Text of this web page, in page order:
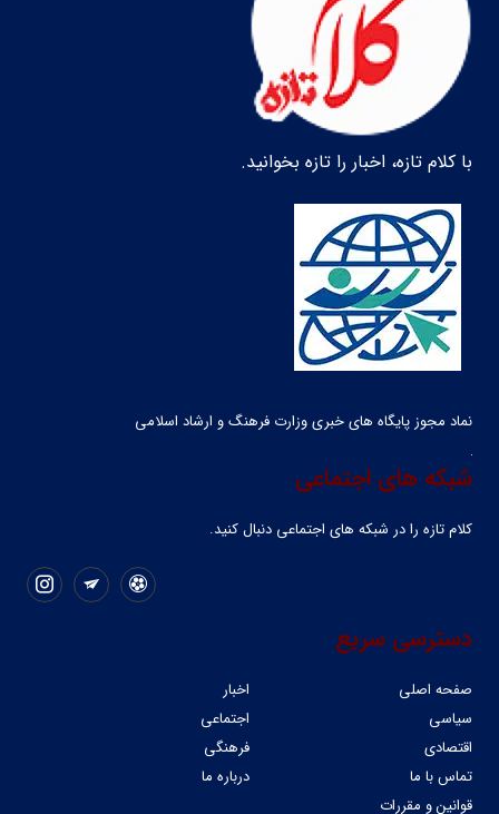
با کلام تازه، اخبار را تازه بخوانید.
نماد مجوز پایگاه های خبری وزارت فرهنگ و ارشاد اسلامی
شبکه های اجتماعی
کلام تازه را در شبکه ‌های اجتماعی دنبال کنید.
دسترسی سریع
صفحه اصلی
اخبار
سیاسی
اجتماعی
اقتصادی
فرهنگی
تماس با ما
درباره ما
قوانین و مقررات